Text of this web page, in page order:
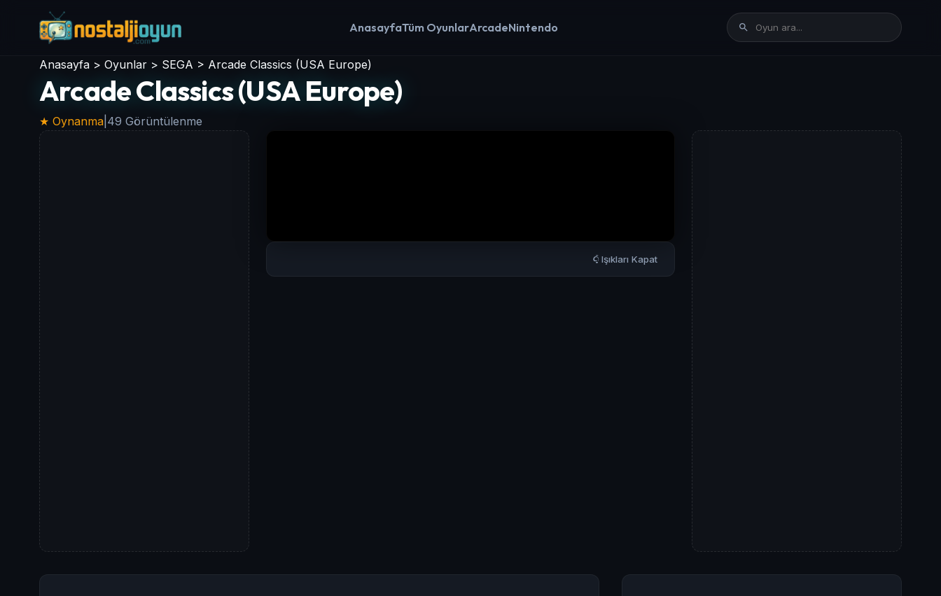
AnasayfaTüm OyunlarArcadeNintendo
Anasayfa > Oyunlar > SEGA > Arcade Classics (USA Europe)
Arcade Classics (USA Europe)
★ Oynanma 49 Görüntülenme
Işıkları Kapat